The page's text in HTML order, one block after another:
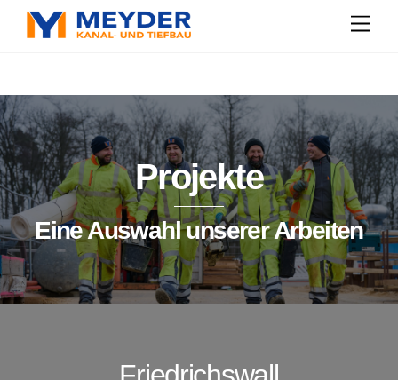
Skip
Projekte
Eine Auswahl unserer Arbeiten